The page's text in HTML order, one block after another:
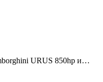
URUS 850hp и…